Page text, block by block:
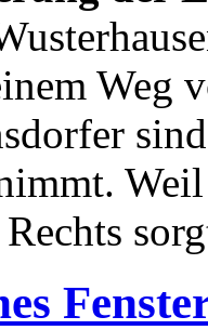
Weg
Rechts